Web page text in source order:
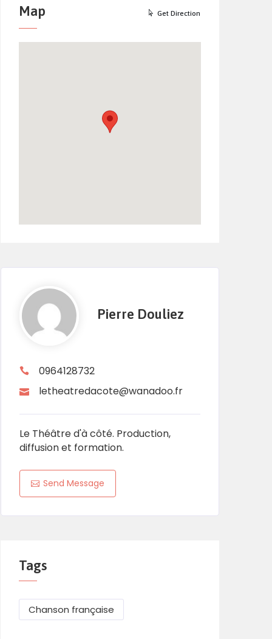
Map Get Direction
Pierre Douliez
0964128732
letheatredacote@wanadoo.fr
Le Théâtre d'à côté. Production,
diffusion et formation.
Send Message
Tags
Chanson française